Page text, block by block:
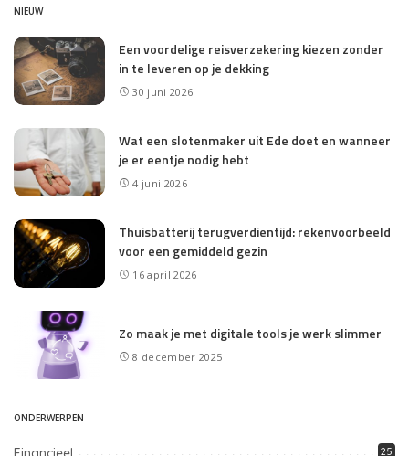
NIEUW
Een voordelige reisverzekering kiezen zonder
in te leveren op je dekking
30 juni 2026
Wat een slotenmaker uit Ede doet en wanneer
je er eentje nodig hebt
4 juni 2026
Thuisbatterij terugverdientijd: rekenvoorbeeld
voor een gemiddeld gezin
16 april 2026
Zo maak je met digitale tools je werk slimmer
8 december 2025
ONDERWERPEN
25